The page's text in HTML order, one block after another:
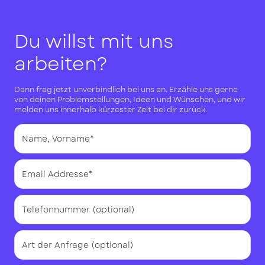
Du willst mit uns
arbeiten?
Dann frag jetzt unverbindlich bei uns an. Erzähle uns gerne
von deinen Problemstellungen, Ideen und Wünschen, und wir
melden uns innerhalb kürzester Zeit bei dir zurück.